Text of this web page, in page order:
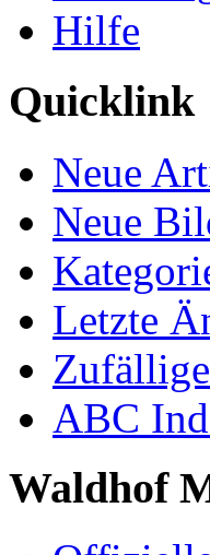
Hilfe
Quicklink
Neue
Neue
Letzte
ABC
Waldhof